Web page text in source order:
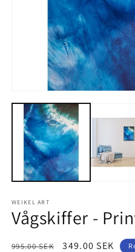
mediet
modalfönster
WEIKEL ART
Vågskiffer -
Ordinarie
995.00 SEK 349.00 SEK